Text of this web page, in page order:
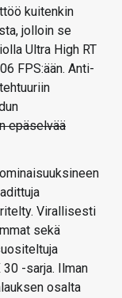
kuitenkin
jolloin se
Ultra High RT
FPS:ään. Anti-
epäselvää
Virallisesti
sekä
30 -sarja. Ilman
osalta